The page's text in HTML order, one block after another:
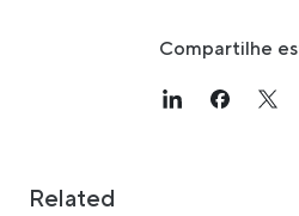
Compartilhe
Link opens in
>Share on
Link
>Share
Related